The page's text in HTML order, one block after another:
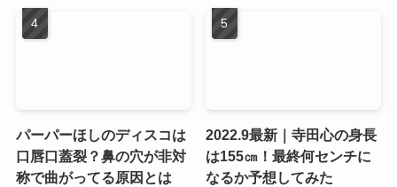
パーパーほしのディスコは
口唇口蓋裂？鼻の穴が非対
称で曲がってる原因とは
2022.9最新｜寺田心の身長
は155㎝！最終何センチに
なるか予想してみた